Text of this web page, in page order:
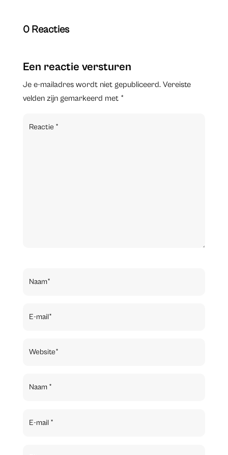
0 Reacties
Een reactie versturen
Je e-mailadres wordt niet gepubliceerd. Vereiste
velden zijn gemarkeerd met *